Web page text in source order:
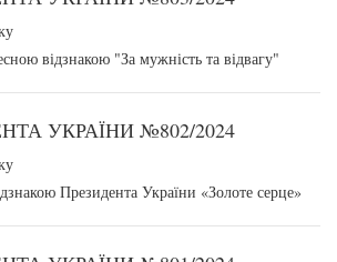
відзнакою "За мужність та відвагу"
УКРАЇНИ №802/2024
Президента України «Золоте серце»